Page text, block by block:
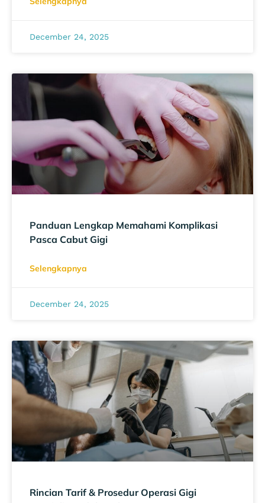
December 24, 2025
Panduan Lengkap Memahami Komplikasi
Pasca Cabut Gigi
Selengkapnya
December 24, 2025
Rincian Tarif & Prosedur Operasi Gigi